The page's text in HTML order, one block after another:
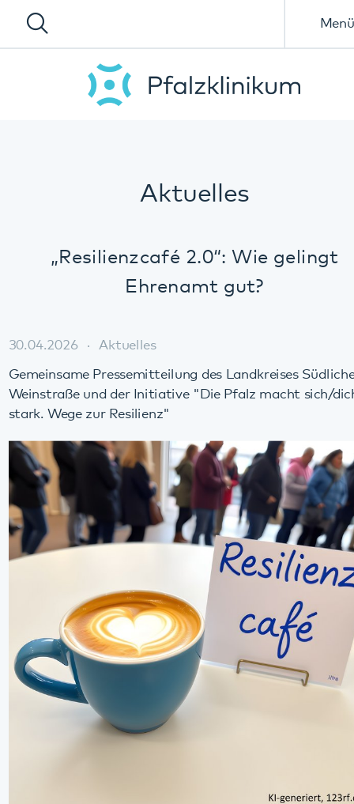
Menü
Ehrenamt gut?
Gemeinsame Pressemitteilung des Landkreises Südliche
stark. Wege zur Resilienz"
Interaktive Veranstaltung am 29. Mai am Pfalzklinikum –